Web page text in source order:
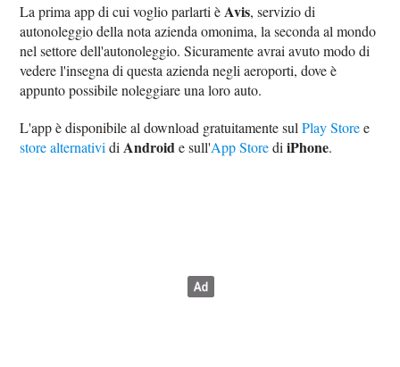
La prima app di cui voglio parlarti èAvis, servizio di
autonoleggio della nota azienda omonima, la seconda al mondo
nel settore dell'autonoleggio. Sicuramente avrai avuto modo di
vedere l'insegna di questa azienda negli aeroporti, dove è
appunto possibile noleggiare una loro auto.
L'app è disponibile al download gratuitamente sulPlay Storee
store alternatividiAndroide sull'App StorediiPhone.